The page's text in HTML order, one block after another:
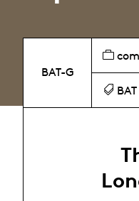
BAT-G
BAT